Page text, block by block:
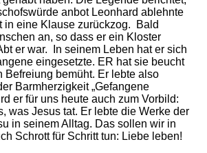
anbot Leonhard ablehnte
in eine Klause zurückzog. Bald
an, so dass er ein Kloster
er war. In seinem Leben hat er sich
eingesetzte. ER hat sie beucht
Befreiung bemüht. Er lebte also
Barmherzigkeit „Gefangene
er für uns heute auch zum Vorbild:
was Jesus tat. Er lebte die Werke der
in seinem Alltag. Das sollen wir in
Schrott für Schritt tun: Liebe leben!